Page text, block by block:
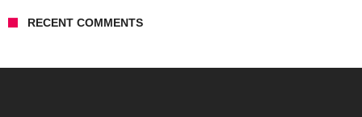
RECENT COMMENTS